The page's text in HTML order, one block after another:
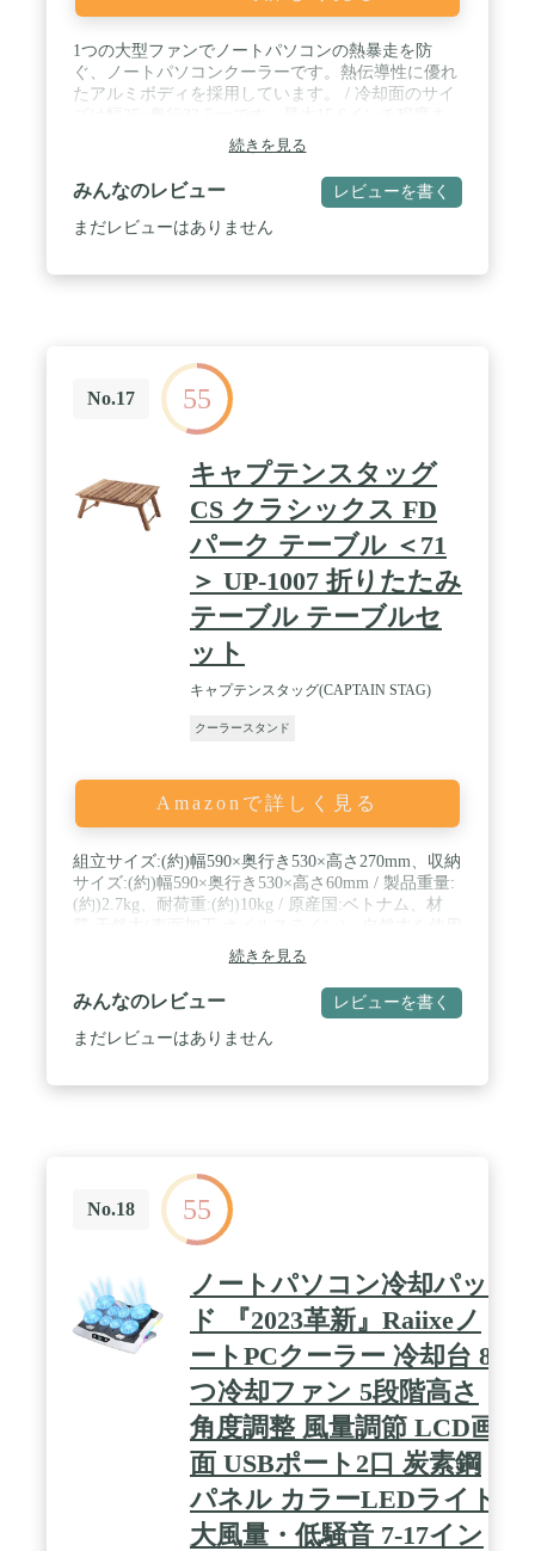
1つの大型ファンでノートパソコンの熱暴走を防
ぐ、ノートパソコンクーラーです。熱伝導性に優れ
たアルミボディを採用しています。 / 冷却面のサイ
での様々なサイズのノートパソコンやタブレット等
にも使用できます。 / 風量調整は、背面のダイヤル
で無段階調整ができます。また、ファンのON/OFF
もできます。角度は、8段階調整が可能です。 / ス
トッパーがついているので、機器の落下を防ぎま
続きを見る
みんなのレビュー レビューを書く
まだレビューはありません
No.17 55
キャプテンスタッグ
CS クラシックス FD
パーク テーブル ＜71
＞ UP-1007 折りたたみ
テーブル テーブルセ
ット
キャプテンスタッグ(CAPTAIN STAG)
クーラースタンド
Amazonで詳しく見る
組立サイズ:(約)幅590×奥行き530×高さ270mm、収納
サイズ:(約)幅590×奥行き530×高さ60mm / 製品重量:
(約)2.7kg、耐荷重:(約)10kg / 原産国:ベトナム、材
しているため木目の出方は不ぞろいです。ご了承下
さい。 / 試験結果:JIS A 1460:2015 建築用ボード類の
ホルムアルデヒド放散量の試験方法-デシケーター
法にてホルムアルデヒド濃度は分析機器の検出限界
未満であるため検出できず。 / 注意:表面にオイルス
続きを見る
みんなのレビュー レビューを書く
まだレビューはありません
No.18 55
ノートパソコン冷却パッ
ド 『2023革新』Raiixeノ
ートPCクーラー 冷却台 8
つ冷却ファン 5段階高さ
角度調整 風量調節 LCD画
面 USBポート2口 炭素鋼
パネル カラーLEDライト
大風量・低騒音 7-17イン